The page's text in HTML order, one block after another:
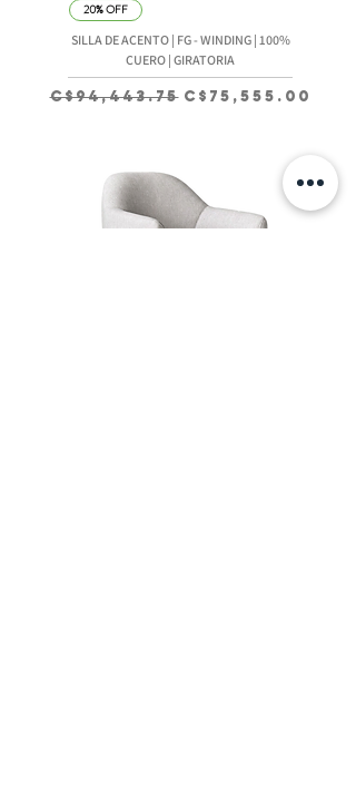
20% OFF
SILLA DE ACENTO | FG - WINDING | 100%
CUERO | GIRATORIA
Precio
C$94,443.75 Precio de
C$75,555.00